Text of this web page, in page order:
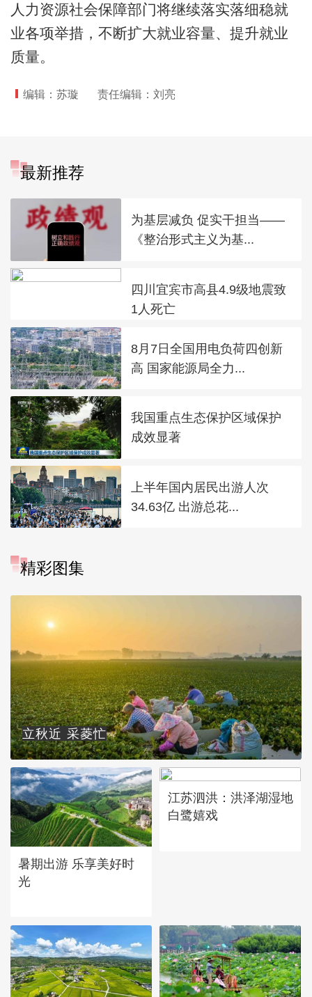
人力资源社会保障部门将继续落实落细稳就
业各项举措，不断扩大就业容量、提升就业
质量。
编辑：苏璇 责任编辑：刘亮
最新推荐
为基层减负 促实干担当——
《整治形式主义为基...
四川宜宾市高县4.9级地震致
1人死亡
8月7日全国用电负荷四创新
高 国家能源局全力...
我国重点生态保护区域保护
成效显著
上半年国内居民出游人次
34.63亿 出游总花...
精彩图集
立秋近 采菱忙
暑期出游 乐享美好时
光
江苏泗洪：洪泽湖湿地
白鹭嬉戏